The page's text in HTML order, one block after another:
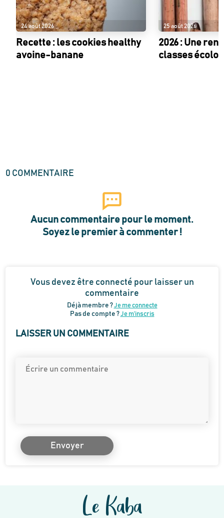
24 août 2026
Recette : les cookies healthy
avoine-banane
25 août 2026
2026 : Une
classes écolo !
0 COMMENTAIRE
Aucun commentaire pour le moment.
Soyez le premier à commenter !
Vous devez être connecté pour laisser un
commentaire
Déjà membre ?Je me connecte
Pas de compte ?Je m’inscris
LAISSER UN COMMENTAIRE
Envoyer
Le Kaba